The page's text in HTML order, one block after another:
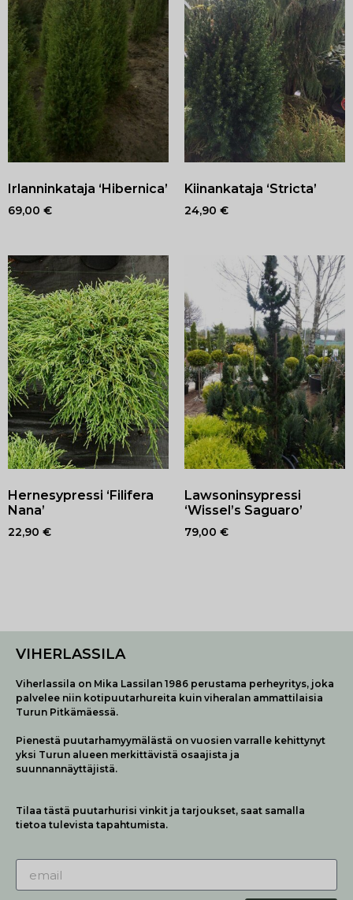
Irlanninkataja ‘Hibernica’
69,00 €
Kiinankataja ‘Stricta’
24,90 €
Hernesypressi ‘Filifera
Nana’
22,90 €
Lawsoninsypressi
‘Wissel’s Saguaro’
79,00 €
VIHERLASSILA
Viherlassila on Mika Lassilan 1986 perustama perheyritys, joka
palvelee niin kotipuutarhureita kuin viheralan ammattilaisia
Turun Pitkämäessä.
Pienestä puutarhamyymälästä on vuosien varralle kehittynyt
yksi Turun alueen merkittävistä osaajista ja
suunnannäyttäjistä.
Tilaa tästä puutarhurisi vinkit ja tarjoukset, saat samalla
tietoa tulevista tapahtumista.